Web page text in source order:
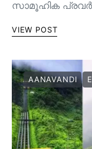
സാമൂഹിക
VIEW POST
AANAVANDI